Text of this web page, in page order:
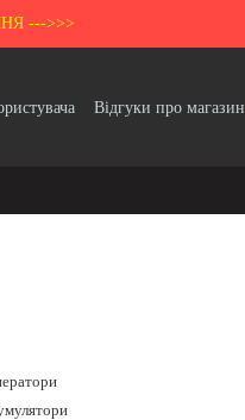
--->>>
Відгуки про магазин